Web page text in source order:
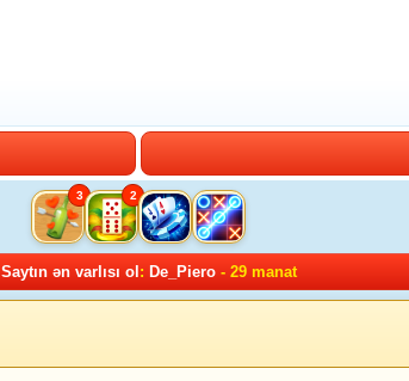
3 2
Saytın ən varlısı ol : De_Piero- 29 manat